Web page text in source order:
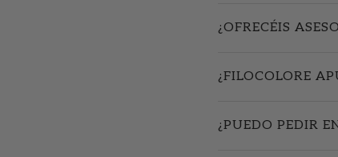
¿OFRECÉIS
¿FILOCOLORE
¿PUEDO PEDIR